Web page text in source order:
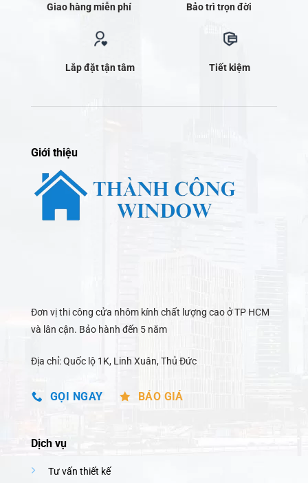
Giao hàng miễn phí Bảo trì trọn đời
Lắp đặt tận tâm Tiết kiệm
Giới thiệu
Đơn vị thi công cửa nhôm kính chất lượng cao ở TP HCM
và lân cận. Bảo hành đến 5 năm
Địa chỉ: Quốc lộ 1K, Linh Xuân, Thủ Đức
GỌI NGAY BÁO GIÁ
Dịch vụ
Tư vấn thiết kế